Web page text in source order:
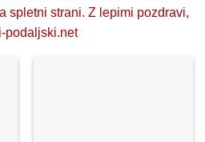
spletni strani. Z lepimi pozdravi,
podaljski.net